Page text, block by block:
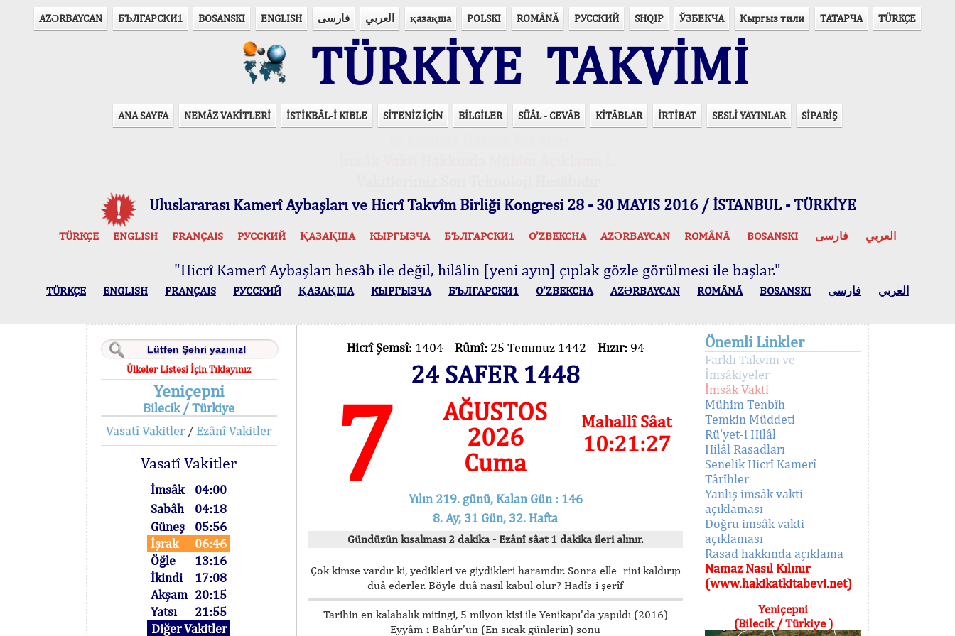
AZӘRBAYCAN БЪЛГАРСКИ1 BOSANSKI ENGLISH فارسی العربي қазақша POLSKI ROMÂNĂ РУССКИЙ SHQIP ЎЗБЕКЧА Кыргыз тили ТАТАРЧА TÜRKÇE
TÜRKİYE TAKVİMİ
ANA SAYFA NEMÂZ VAKİTLERİ İSTİKBÂL-İ KIBLE SİTENİZ İÇİN BİLGİLER SÜÂL - CEVÂB KİTÂBLAR İRTİBAT SESLİ YAYINLAR SİPARİŞ
Uluslararası Kamerî Aybaşları ve Hicrî Takvîm Birliği Kongresi 28 - 30 MAYIS 2016 / İSTANBUL - TÜRKİYE
TÜRKÇE ENGLISH FRANÇAIS РУССКИЙ ҚАЗАҚША КЫPГЫЗЧA БЪЛГАРСКИ1 O’ZBEKCHA AZӘRBAYCAN ROMÂNĂ BOSANSKI العربي فارسی
"Hicrî Kamerî Aybaşları hesâb ile değil, hilâlin [yeni ayın] çıplak gözle görülmesi ile başlar."
TÜRKÇE ENGLISH FRANÇAIS РУССКИЙ ҚАЗАҚША КЫPГЫЗЧA БЪЛГАРСКИ1 O’ZBEKCHA AZӘRBAYCAN ROMÂNĂ BOSANSKI العربي فارسی
Ülkeler Listesi İçin Tıklayınız
Yeniçepni
Bilecik / Türkiye
Vasatî Vakitler/ Ezânî Vakitler
Vasatî Vakitler
İmsâk
04:00
Sabâh
04:18
Güneş
05:56
İşrak
06:46
Öğle
13:16
İkindi
17:08
Akşam 20:15
Yatsı
21:55
Diğer Vakitler
Hicrî Şemsî: 1404 Rûmî: 25 Temmuz 1442 Hızır: 94
24 SAFER 1448
7
AĞUSTOS
2026
Cuma
Mahallî Sâat
10:21:27
Yılın 219. günü, Kalan Gün : 146
8. Ay, 31 Gün, 32. Hafta
Gündüzün kısalması 2 dakika - Ezânî sâat 1 dakika ileri alınır.
Çok kimse vardır ki, yedikleri ve giydikleri haramdır. Sonra elle- rini kaldırıp
duâ ederler. Böyle duâ nasıl kabul olur? Hadîs-i şerîf
Tarihin en kalabalık mitingi, 5 milyon kişi ile Yenikapı’da yapıldı (2016)
Eyyâm-ı Bahûr’un (En sıcak günlerin) sonu
Önemli Linkler
Farklı Takvim ve
İmsâkiyeler
İmsâk Vakti
Mühim Tenbîh
Temkin Müddeti
Rü'yet-i Hilâl
Hilâl Rasadları
Senelik Hicrî Kamerî
Târîhler
Yanlış imsâk vakti
açıklaması
Doğru imsâk vakti
açıklaması
Rasad hakkında açıklama
Namaz Nasıl Kılınır
(www.hakikatkitabevi.net)
Yeniçepni
(Bilecik / Türkiye )